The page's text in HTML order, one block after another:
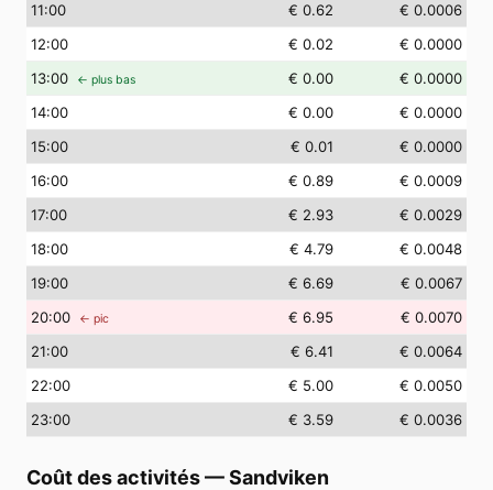
11:00 € 0.62
€ 0.0006
12:00 € 0.02
€ 0.0000
13:00 ← plus bas € 0.00
€ 0.0000
14:00 € 0.00
€ 0.0000
15:00 € 0.01
€ 0.0000
16:00 € 0.89
€ 0.0009
17:00 € 2.93
€ 0.0029
18:00 € 4.79
€ 0.0048
19:00 € 6.69
€ 0.0067
20:00 ← pic € 6.95
€ 0.0070
21:00 € 6.41
€ 0.0064
22:00 € 5.00
€ 0.0050
23:00 € 3.59 € 0.0036
Coût des activités—Sandviken